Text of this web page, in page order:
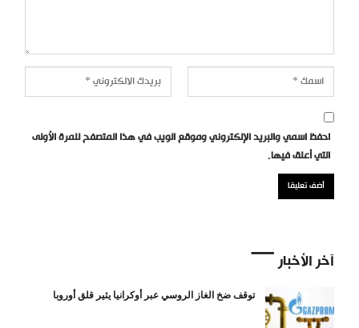
احفظ اسمي والبريد الإلكتروني وموقع الويب في هذا المتصفح للمرة الأولى
التي أعلق فيها.
آخر الأخبار
توقف ضخ الغاز الروسي عبر أوكرانيا يثير قلق أوروبا